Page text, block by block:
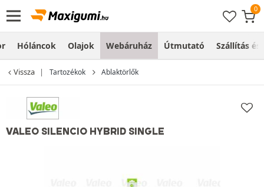
Hóláncok Olajok Webáruház Útmutató Szállítás és
Vissza Tartozékok Ablaktörlők
VALEO SILENCIO HYBRID SINGLE